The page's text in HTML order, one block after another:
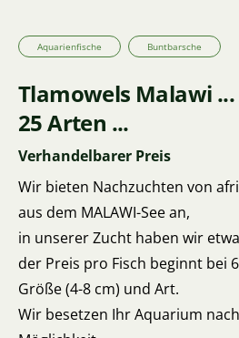
Aquarienfische Buntbarsche
Tlamowels Malawi
25 Arten ...
Verhandelbarer Preis
Wir bieten Nachzuchten von
aus dem MALAWI-See an,
in unserer Zucht haben wir
der Preis pro Fisch beginnt bei
Größe (4-8 cm) und Art.
Wir besetzen Ihr Aquarium